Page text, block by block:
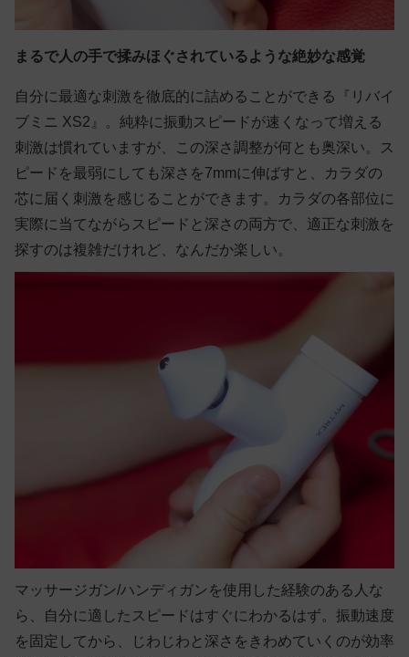
まるで人の手で揉みほぐされているような絶妙な感覚
自分に最適な刺激を徹底的に詰めることができる『リバイ
ブミニ XS2』。純粋に振動スピードが速くなって増える
刺激は慣れていますが、この深さ調整が何とも奥深い。ス
ピードを最弱にしても深さを7mmに伸ばすと、カラダの
芯に届く刺激を感じることができます。カラダの各部位に
実際に当てながらスピードと深さの両方で、適正な刺激を
探すのは複雑だけれど、なんだか楽しい。
マッサージガン/ハンディガンを使用した経験のある人な
ら、自分に適したスピードはすぐにわかるはず。振動速度
を固定してから、じわじわと深さをきわめていくのが効率